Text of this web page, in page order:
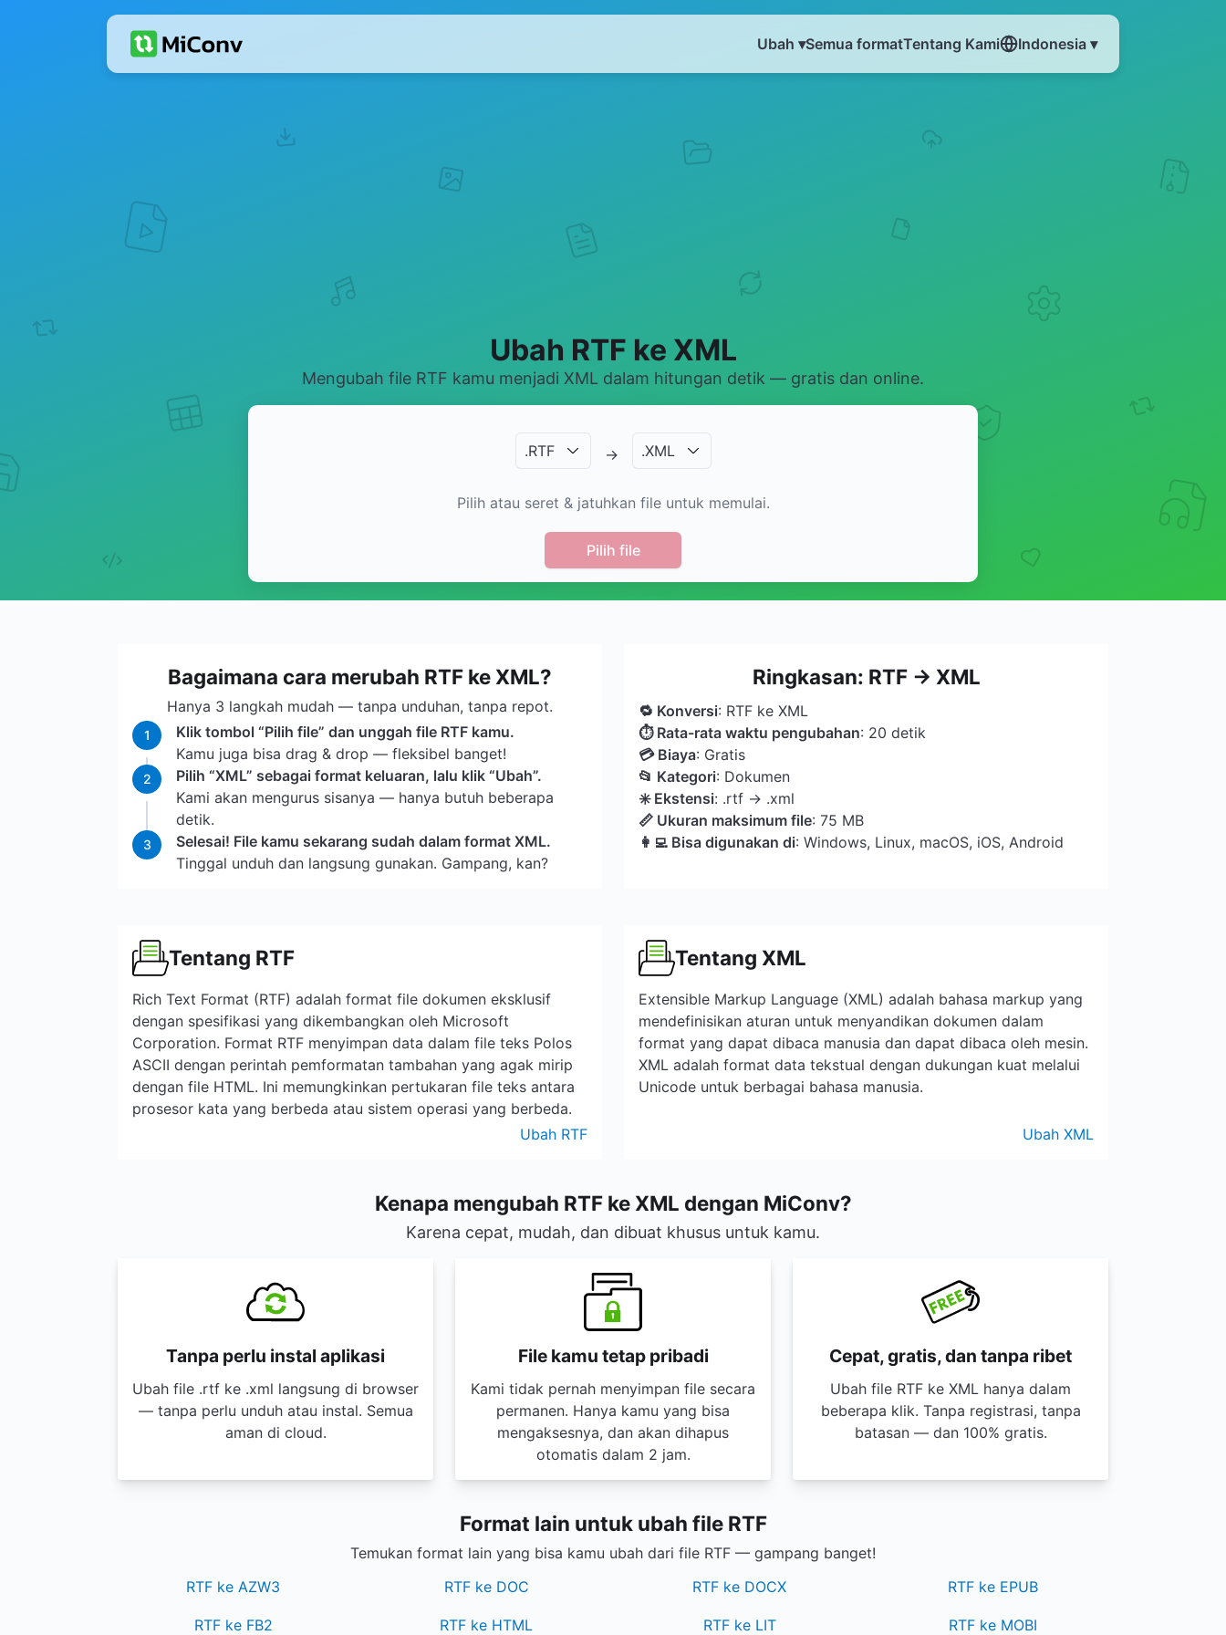
Ubah ▾Semua formatTentang Kami Indonesia ▾
Ubah RTF ke XML
Mengubah file RTF kamu menjadi XML dalam hitungan detik — gratis dan online.
.RTF → .XML
Pilih atau seret & jatuhkan file untuk memulai.
Pilih file
Bagaimana cara merubah RTF ke XML?
Hanya 3 langkah mudah — tanpa unduhan, tanpa repot.
1
Klik tombol “Pilih file” dan unggah file RTF kamu.
Kamu juga bisa drag & drop — fleksibel banget!
2
Pilih “XML” sebagai format keluaran, lalu klik “Ubah”.
Kami akan mengurus sisanya — hanya butuh beberapa
detik.
3
Selesai! File kamu sekarang sudah dalam format XML.
Tinggal unduh dan langsung gunakan. Gampang, kan?
Ringkasan: RTF → XML
🔁 Konversi: RTF ke XML
⏱ Rata-rata waktu pengubahan: 20 detik
💳 Biaya: Gratis
📂 Kategori: Dokumen
️✳️ Ekstensi: .rtf → .xml
📏 Ukuran maksimum file: 75 MB
👩‍💻 Bisa digunakan di: Windows, Linux, macOS, iOS, Android
Tentang RTF
Rich Text Format (RTF) adalah format file dokumen eksklusif
dengan spesifikasi yang dikembangkan oleh Microsoft
Corporation. Format RTF menyimpan data dalam file teks Polos
ASCII dengan perintah pemformatan tambahan yang agak mirip
dengan file HTML. Ini memungkinkan pertukaran file teks antara
prosesor kata yang berbeda atau sistem operasi yang berbeda.
Ubah RTF
Tentang XML
Extensible Markup Language (XML) adalah bahasa markup yang
mendefinisikan aturan untuk menyandikan dokumen dalam
format yang dapat dibaca manusia dan dapat dibaca oleh mesin.
XML adalah format data tekstual dengan dukungan kuat melalui
Unicode untuk berbagai bahasa manusia.
Ubah XML
Kenapa mengubah RTF ke XML dengan MiConv?
Karena cepat, mudah, dan dibuat khusus untuk kamu.
Tanpa perlu instal aplikasi
Ubah file .rtf ke .xml langsung di browser
— tanpa perlu unduh atau instal. Semua
aman di cloud.
File kamu tetap pribadi
Kami tidak pernah menyimpan file secara
permanen. Hanya kamu yang bisa
mengaksesnya, dan akan dihapus
otomatis dalam 2 jam.
Cepat, gratis, dan tanpa ribet
Ubah file RTF ke XML hanya dalam
beberapa klik. Tanpa registrasi, tanpa
batasan — dan 100% gratis.
Format lain untuk ubah file RTF
Temukan format lain yang bisa kamu ubah dari file RTF — gampang banget!
RTF ke AZW3
RTF ke DOC RTF ke DOCX RTF ke EPUB
RTF ke FB2 RTF ke HTML RTF ke LIT RTF ke MOBI